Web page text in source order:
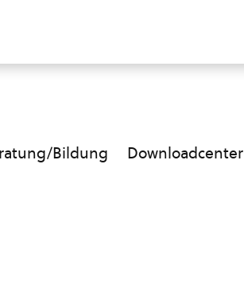
Bildung Downloadcenter